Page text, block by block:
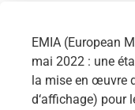
EMIA (European
mai 2022 : une
la mise en œuvre
d‘affichage) pour